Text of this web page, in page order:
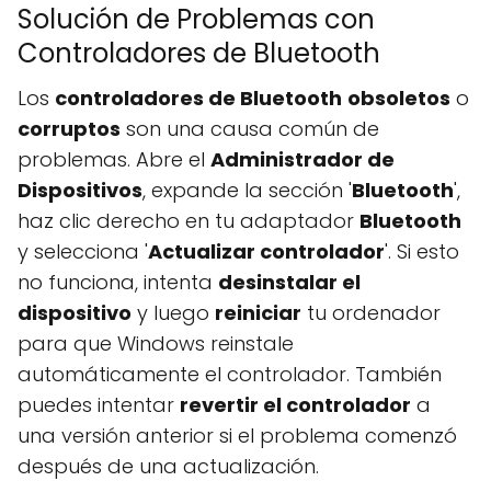
Solución de Problemas con
Controladores de Bluetooth
Los controladores de Bluetooth obsoletos o
corruptos son una causa común de
problemas. Abre el Administrador de
Dispositivos, expande la sección 'Bluetooth',
haz clic derecho en tu adaptador Bluetooth
y selecciona 'Actualizar controlador'. Si esto
no funciona, intenta desinstalar el
dispositivo y luego reiniciar tu ordenador
para que Windows reinstale
automáticamente el controlador. También
puedes intentar revertir el controlador a
una versión anterior si el problema comenzó
después de una actualización.